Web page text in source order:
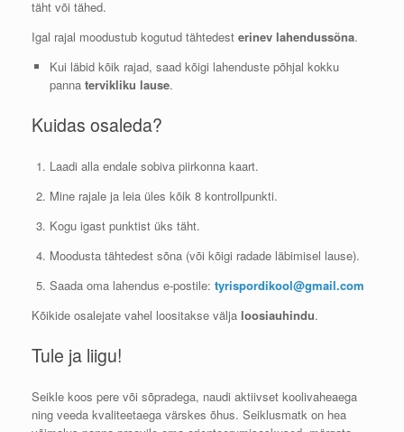
täht või tähed.
Igal rajal moodustub kogutud tähtedest erinev lahendussõna.
Kui läbid kõik rajad, saad kõigi lahenduste põhjal kokku
panna tervikliku lause.
Kuidas osaleda?
Laadi alla endale sobiva piirkonna kaart.
Mine rajale ja leia üles kõik 8 kontrollpunkti.
Kogu igast punktist üks täht.
Moodusta tähtedest sõna (või kõigi radade läbimisel lause).
Saada oma lahendus e-postile: tyrispordikool@gmail.com
Kõikide osalejate vahel loositakse välja loosiauhindu.
Tule ja liigu!
Seikle koos pere või sõpradega, naudi aktiivset koolivaheaega
ning veeda kvaliteetaega värskes õhus. Seiklusmatk on hea